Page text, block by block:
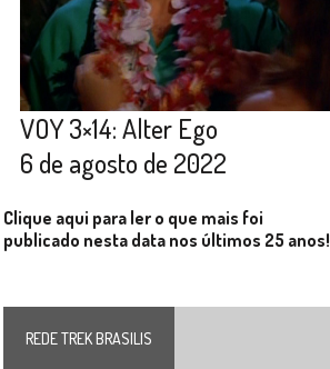
VOY 3×14: Alter Ego
6 de agosto de 2022
Clique aqui para ler o que mais foi
publicado nesta data nos últimos 25 anos!
REDE TREK BRASILIS